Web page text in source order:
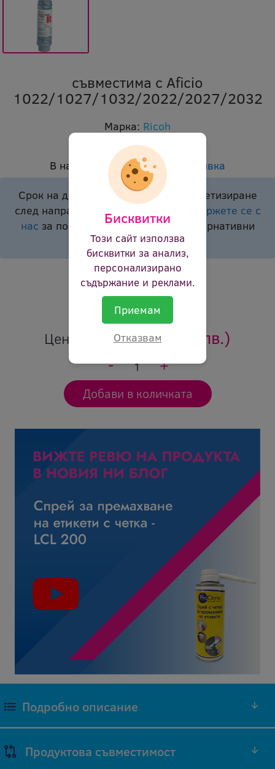
съвместима с Aficio
1022/1027/1032/2022/2027/2032
Марка: Ricoh
orl mp3353 5125
В наличност:
Доставка при заявка
Срок на доставка подлежи на конкретизиране
след направено запитване.
Моля свържете се с
нас за повече информация или алтернативни
продукти.
Брой страници: 13 200p
Цвят: черен
Оцени продукта
Цена: 42.36 €(82.85 лв.)
Подробно описание
предлагаме са произведени от производителя на
Продуктова съвместимост
Бисквитки
Този сайт използва
бисквитки за анализ,
персонализирано
съдържание и реклами.
Приемам
Отказвам